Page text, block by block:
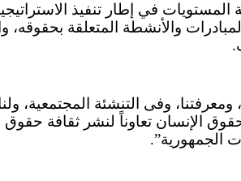
في إطار تنفيذ
والأنشطة المتعلقة
وفى التنشئة المجتمعية،
الإنسان تعاوناً لنشر ثقافة حقوق
الجمهورية”.